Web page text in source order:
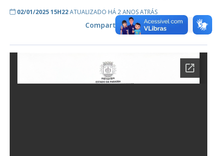
02/01/2025 15H22ATUALIZADO HÁ 2 ANOS ATRÁS
Compartilhe: